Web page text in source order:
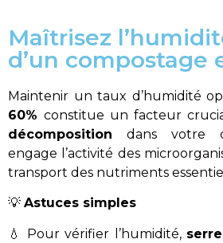
Maîtrisez
d’un compostage
Maintenir un taux d’humidité
60% constitue un facteur
décomposition dans votre
engage l’activité des
transport des nutriments
💡 Astuces simples
💧 Pour vérifier l’humidité,